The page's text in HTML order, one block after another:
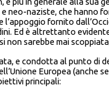
neo-naziste, che hanno
l’appoggio fornito
Ed è altrettanto
non sarebbe mai
e condotta al punto di
Europea (anche
principali: